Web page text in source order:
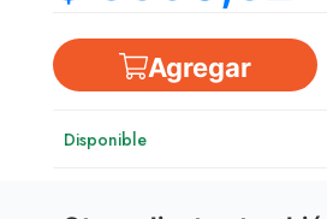
Agregar
Disponible